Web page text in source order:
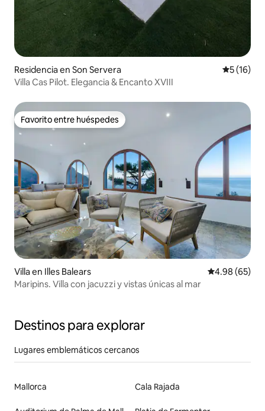
Residencia en Son Servera
5 (16)
Villa Cas Pilot. Elegancia & Encanto XVIII
Favorito entre huéspedes
Favorito entre huéspedes
Villa en Illes Balears Calificación
4.98 (65)
Maripins. Villa con jacuzzi y vistas únicas al mar
Destinos para explorar
Lugares emblemáticos cercanos
Mallorca Cala Rajada